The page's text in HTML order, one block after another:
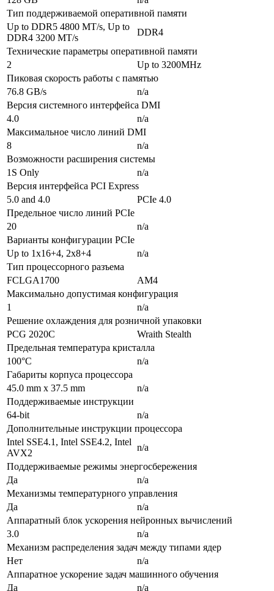
Тип поддерживаемой оперативной памяти
Up to DDR5 4800 MT/s, Up to
DDR4 3200 MT/s
DDR4
Технические параметры оперативной памяти
2
Up to 3200MHz
Пиковая скорость работы с памятью
76.8 GB/s
n/a
Версия системного интерфейса DMI
4.0
n/a
Максимальное число линий DMI
8
n/a
Возможности расширения системы
1S Only
n/a
Версия интерфейса PCI Express
5.0 and 4.0
PCIe 4.0
Предельное число линий PCIe
20
n/a
Варианты конфигурации PCIe
Up to 1x16+4, 2x8+4
n/a
Тип процессорного разъема
FCLGA1700
AM4
Максимально допустимая конфигурация
1
n/a
Решение охлаждения для розничной упаковки
PCG 2020C
Wraith Stealth
Предельная температура кристалла
100°C
n/a
Габариты корпуса процессора
45.0 mm x 37.5 mm
n/a
Поддерживаемые инструкции
64-bit
n/a
Дополнительные инструкции процессора
Intel SSE4.1, Intel SSE4.2, Intel
AVX2
n/a
Поддерживаемые режимы энергосбережения
Да
n/a
Механизмы температурного управления
Да
n/a
Аппаратный блок ускорения нейронных вычислений
3.0
n/a
Механизм распределения задач между типами ядер
Нет
n/a
Аппаратное ускорение задач машинного обучения
Да
n/a